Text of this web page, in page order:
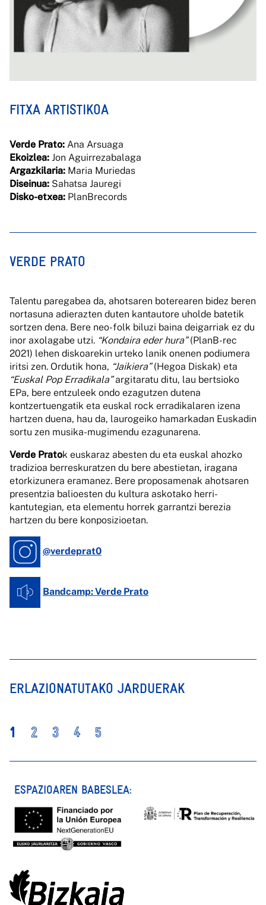
FITXA ARTISTIKOA
Verde Prato: Ana Arsuaga
Ekoizlea: Jon Aguirrezabalaga
Argazkilaria: Maria Muriedas
Diseinua: Sahatsa Jauregi
Disko-etxea: PlanBrecords
VERDE PRATO
Talentu paregabea da, ahotsaren boterearen bidez beren
nortasuna adierazten duten kantautore uholde batetik
sortzen dena. Bere neo-folk biluzi baina deigarriak ez du
inor axolagabe utzi. “Kondaira eder hura”(PlanB-rec
2021) lehen diskoarekin urteko lanik onenen podiumera
iritsi zen. Ordutik hona, “Jaikiera”(Hegoa Diskak) eta
“Euskal Pop Erradikala”argitaratu ditu, lau bertsioko
EPa, bere entzuleek ondo ezagutzen dutena
kontzertuengatik eta euskal rock erradikalaren izena
hartzen duena, hau da, laurogeiko hamarkadan Euskadin
sortu zen musika-mugimendu ezagunarena.
Verde Pratok euskaraz abesten du eta euskal ahozko
tradizioa berreskuratzen du bere abestietan, iragana
etorkizunera eramanez. Bere proposamenak ahotsaren
presentzia balioesten du kultura askotako herri-
kantutegian, eta elementu horrek garrantzi berezia
hartzen du bere konposizioetan.
@verdeprat0
Bandcamp: Verde Prato
ERLAZIONATUTAKO JARDUERAK
1 2 3 4 5
ESPAZIOAREN BABESLEA: